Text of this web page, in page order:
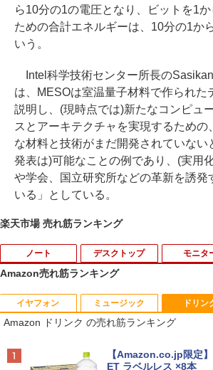
ら10分の1の電圧となり、ビットを1
ための合計エネルギーは、10分の1か
いう。
Intel科学技術センター所長の
は、MESOは室温量子材料で作られた
説明し、(現時点では)新たなコンピュ
スとアーキテクチャを実現するための
な材料と技術がまだ開発されていない
発表は)可能なことの例であり、(実用
や学会、国立研究所などの革新を誘発
いる」としている。
楽天市場 売れ筋ランキング
ノート
1
■新品■富士通 FMV
9312X U9311
939 U939X U938
デスクトップ
1
DELL Vostro 3670
bit HDMI Core i5
速SSD256GB M.2-
LAN DVDマルチ デ
【中古】【30日保証
モニタ
1
IODATA 液晶モニタ
21.5インチワイド ホ
ックライト フルHD
ADSカラーパネル 非
MI VGA DVI VESA
1
鹿楓堂よついろ日
[ 清水ユウ ]
￥770
Amazon売れ筋ランキング
イヤフォン
Anker Soundcore
ミュージック
BRUCE WAYNE
[Explicit]
ドリン
Amazon ドリンク の売れ筋ランキング
【Amazon.co.jp限定
ET ラベルレス ×8本